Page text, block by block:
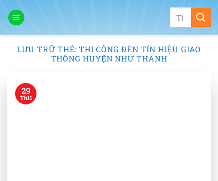
qua
Tìm
LƯU TRỮ THẺ:THI CÔNG ĐÈN TÍN HIỆU GIAO
THÔNG HUYỆN NHƯ THANH
29
Th11